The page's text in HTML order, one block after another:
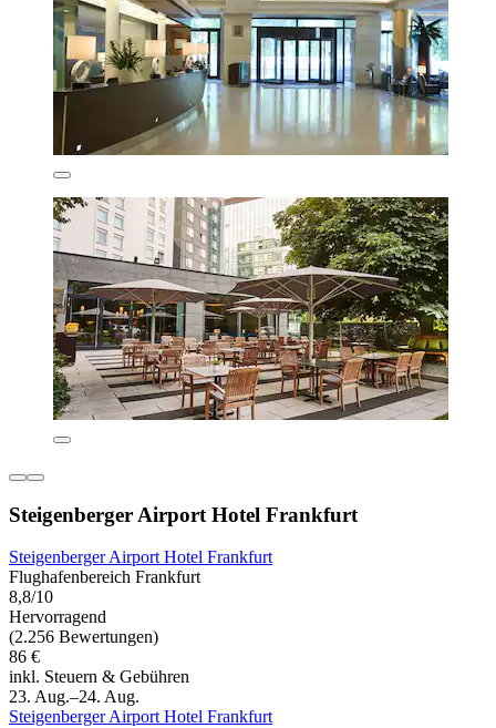
Steigenberger Airport Hotel Frankfurt
Steigenberger Airport Hotel Frankfurt
Flughafenbereich Frankfurt
8,8/10
Hervorragend
(2.256 Bewertungen)
86 €
inkl. Steuern & Gebühren
23. Aug.–24. Aug.
Steigenberger Airport Hotel Frankfurt